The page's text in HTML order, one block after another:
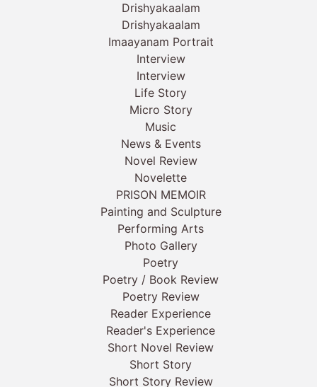
Drishyakaalam
Drishyakaalam
Imaayanam Portrait
Interview
Interview
Life Story
Micro Story
Music
News & Events
Novel Review
Novelette
PRISON MEMOIR
Painting and Sculpture
Performing Arts
Photo Gallery
Poetry
Poetry / Book Review
Poetry Review
Reader Experience
Reader's Experience
Short Novel Review
Short Story
Short Story Review